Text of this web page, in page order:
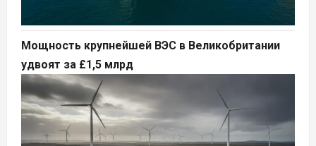
Мощность крупнейшей ВЭС в Великобритании
удвоят за £1,5 млрд